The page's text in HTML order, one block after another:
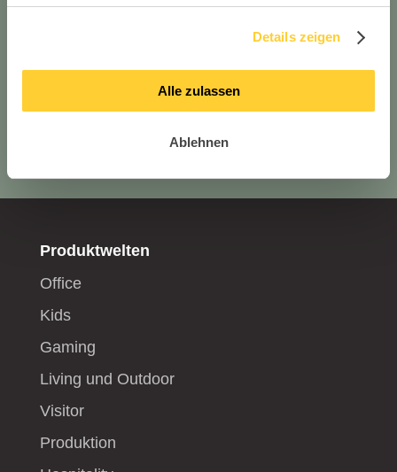
Details zeigen
Alle zulassen
Ablehnen
Produktwelten
Office
Kids
Gaming
Living und Outdoor
Visitor
Produktion